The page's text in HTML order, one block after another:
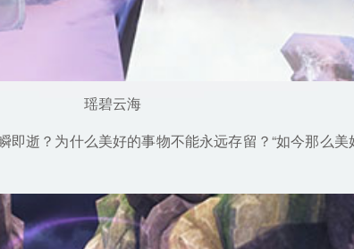
瑶碧云海
逝？为什么美好的事物不能永远存留？“如今那么美